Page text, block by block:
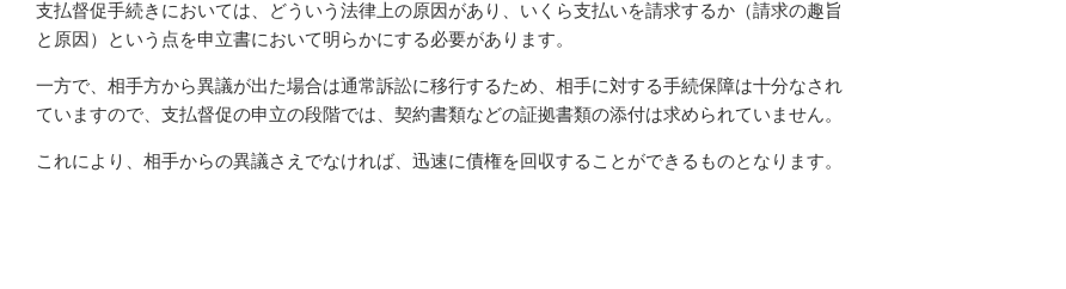
支払督促手続きにおいては、どういう法律上の原因があり、いくら支払いを請求するか（請求の趣旨
と原因）という点を申立書において明らかにする必要があります。
一方で、相手方から異議が出た場合は通常訴訟に移行するため、相手に対する手続保障は十分なされ
ていますので、支払督促の申立の段階では、契約書類などの証拠書類の添付は求められていません。
これにより、相手からの異議さえでなければ、迅速に債権を回収することができるものとなります。